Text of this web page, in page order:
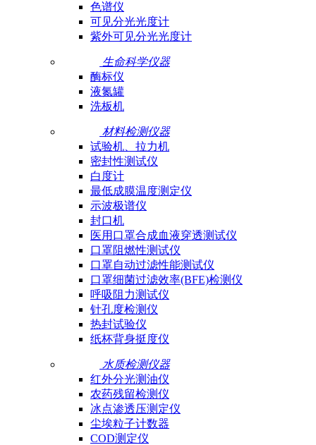
色谱仪
可见分光光度计
紫外可见分光光度计
生命科学仪器
酶标仪
液氮罐
洗板机
材料检测仪器
试验机、拉力机
密封性测试仪
白度计
最低成膜温度测定仪
示波极谱仪
封口机
医用口罩合成血液穿透测试仪
口罩阻燃性测试仪
口罩自动过滤性能测试仪
口罩细菌过滤效率(BFE)检测仪
呼吸阻力测试仪
针孔度检测仪
热封试验仪
纸杯背身挺度仪
水质检测仪器
红外分光测油仪
农药残留检测仪
冰点渗透压测定仪
尘埃粒子计数器
COD测定仪